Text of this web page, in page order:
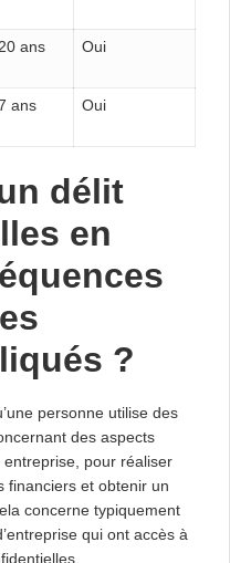
ans Oui
ans Oui
délit
en
?
personne utilise des
des aspects
entreprise, pour réaliser
financiers et obtenir un
concerne typiquement
qui ont accès à